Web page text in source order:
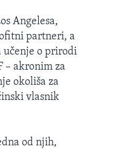
Angelesa,
partneri, a
učenje o prirodi
– akronim za
okoliša za
vlasnik
od njih,